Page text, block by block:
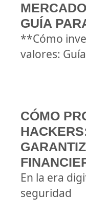
GUÍA
**Cómo
valores:
CÓMO
En la era
seguridad